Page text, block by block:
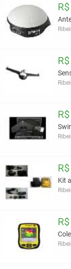
Kit